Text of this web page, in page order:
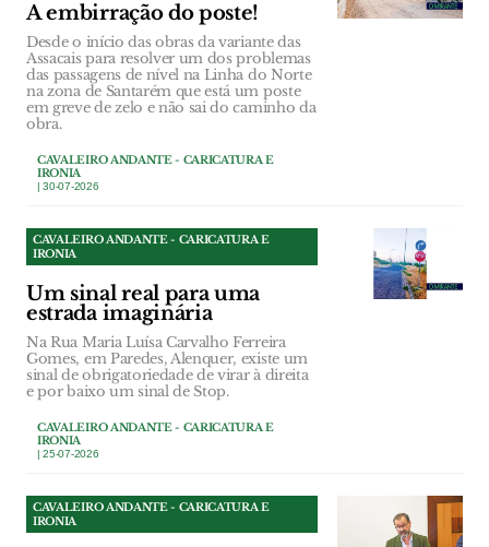
A embirração do poste!
Desde o início das obras da variante das
Assacais para resolver um dos problemas
das passagens de nível na Linha do Norte
na zona de Santarém que está um poste
em greve de zelo e não sai do caminho da
obra.
CAVALEIRO ANDANTE - CARICATURA E
IRONIA
| 30-07-2026
CAVALEIRO ANDANTE - CARICATURA E
IRONIA
Um sinal real para uma
estrada imaginária
Na Rua Maria Luísa Carvalho Ferreira
Gomes, em Paredes, Alenquer, existe um
sinal de obrigatoriedade de virar à direita
e por baixo um sinal de Stop.
CAVALEIRO ANDANTE - CARICATURA E
IRONIA
| 25-07-2026
CAVALEIRO ANDANTE - CARICATURA E
IRONIA